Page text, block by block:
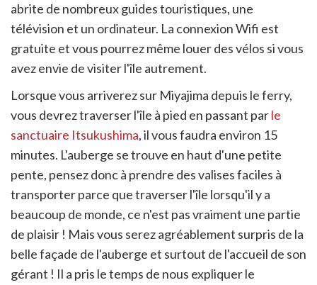
abrite de nombreux guides touristiques, une
télévision et un ordinateur. La connexion Wifi est
gratuite et vous pourrez même louer des vélos si vous
avez envie de visiter l'île autrement.
Lorsque vous arriverez sur Miyajima depuis le ferry,
vous devrez traverser l'île à pied en passant parle
sanctuaire Itsukushima, il vous faudra environ 15
minutes. L'auberge se trouve en haut d'une petite
pente, pensez donc à prendre des valises faciles à
transporter parce que traverser l'île lorsqu'il y a
beaucoup de monde, ce n'est pas vraiment une partie
de plaisir ! Mais vous serez agréablement surpris de la
belle façade de l'auberge et surtout de l'accueil de son
gérant ! Il a pris le temps de nous expliquer le